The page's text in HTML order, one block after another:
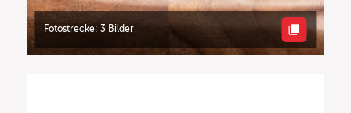
Fotostrecke: 3 Bilder